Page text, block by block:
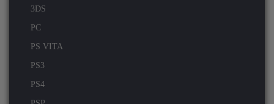
3DS
PC
PS VITA
PS3
PS4